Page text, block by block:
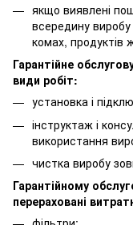
якщо виявлені
всередину виробу
комах, продуктів
Гарантійне
види робіт:
установка і
інструктаж і
використання
чистка виробу
Гарантійному
перераховані